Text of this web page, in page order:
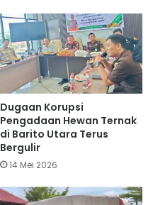
Dugaan Korupsi
Pengadaan Hewan Ternak
di Barito Utara Terus
Bergulir
14 Mei 2026